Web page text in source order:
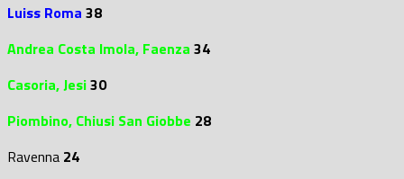
Luiss Roma 38
Andrea Costa Imola, Faenza 34
Casoria, Jesi30
Piombino, Chiusi San Giobbe 28
Ravenna 24